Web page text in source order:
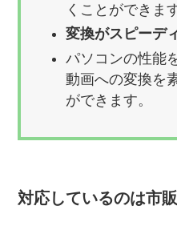
くことができま
変換がスピーデ
パソコンの性能
動画への変換を
ができます。
対応しているのは市